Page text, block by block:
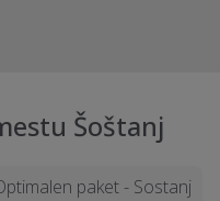
Šoštanj
paket - Sostanj